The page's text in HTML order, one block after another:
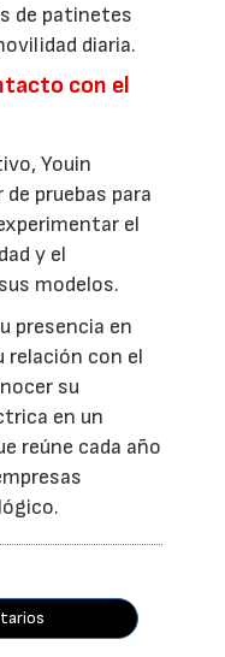
de patinetes
diaria.
con el
Youin
pruebas para
el
y el
modelos.
presencia en
relación con el
su
en un
reúne cada año